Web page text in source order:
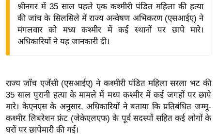
त
वि
शे
ष
श्रीनगर में 35 साल पहले एक कश्मीरी पंडित महिला की हत्या
की जांच के सिलसिले में राज्य अन्वेषण अभिकरण (एसआईए) ने
मंगलवार को मध्य कश्मीर में कई स्थानों पर छापे मारे।
अधिकारियों ने यह जानकारी दी।
राज्य जाँच एजेंसी (एसआईए) ने कश्मीरी पंडित महिला सरला भट की
35 साल पुरानी हत्या के मामले में मध्य कश्मीर में कई जगहों पर छापे
मारे। केएनएस के अनुसार, अधिकारियों ने बताया कि प्रतिबंधित जम्मू-
कश्मीर लिबरेशन फ्रंट (जेकेएलएफ) के पूर्व सदस्यों सहित कई लोगों के
घरों पर छापेमारी की गई।